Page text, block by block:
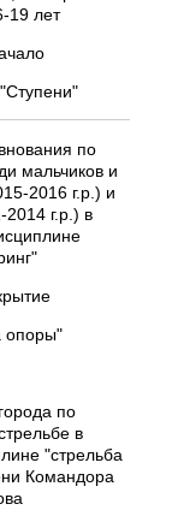
19 лет
по
мальчиков и
2016 г.р.) и
г.р.) в
опоры"
по
в
"стрельба
Командора